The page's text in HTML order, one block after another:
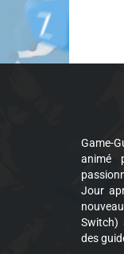
Game-
animé
Jour
Switch)
des